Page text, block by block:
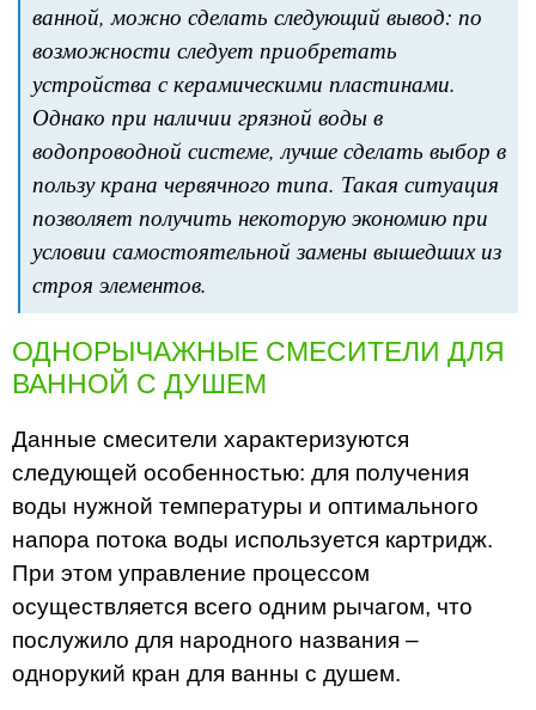
ванной, можно сделать следующий вывод: по
возможности следует приобретать
устройства с керамическими пластинами.
Однако при наличии грязной воды в
водопроводной системе, лучше сделать выбор в
пользу крана червячного типа. Такая ситуация
позволяет получить некоторую экономию при
условии самостоятельной замены вышедших из
строя элементов.
ОДНОРЫЧАЖНЫЕ СМЕСИТЕЛИ ДЛЯ
ВАННОЙ С ДУШЕМ
Данные смесители характеризуются
следующей особенностью: для получения
воды нужной температуры и оптимального
напора потока воды используется картридж.
При этом управление процессом
осуществляется всего одним рычагом, что
послужило для народного названия –
однорукий кран для ванны с душем.